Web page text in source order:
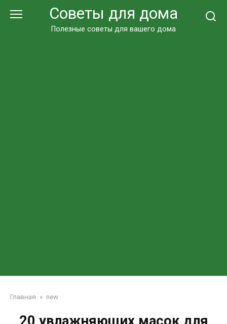
Советы для дома
Полезные советы для вашего дома
Главная » new